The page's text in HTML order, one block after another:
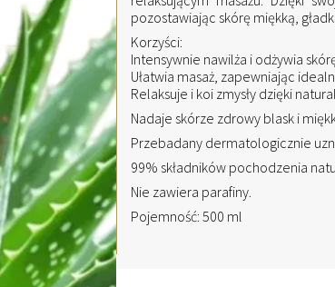
pozostawiając skórę miękką,
Korzyści:
Intensywnie nawilża i odżywia
Ułatwia masaż, zapewniając
Relaksuje i koi zmysły dzięki
Nadaje skórze zdrowy blask i
Przebadany dermatologicznie
99% składników pochodzenia
Nie zawiera parafiny.
Pojemność: 500 ml